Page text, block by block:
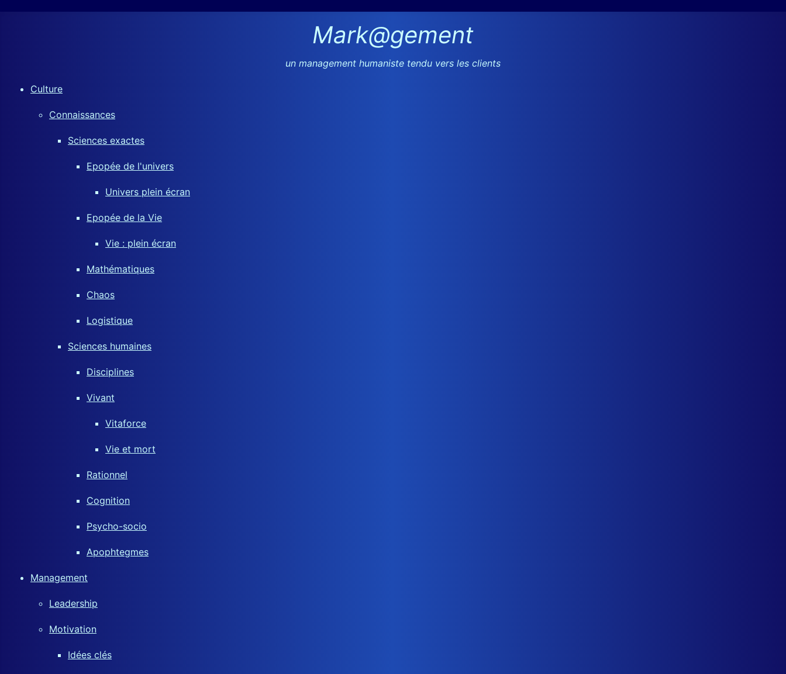
Mark@gement
un management humaniste tendu vers les clients
Culture
Connaissances
Sciences exactes
Epopée de l'univers
Univers plein écran
Epopée de la Vie
Vie : plein écran
Mathématiques
Chaos
Logistique
Sciences humaines
Disciplines
Vivant
Vitaforce
Vie et mort
Rationnel
Cognition
Psycho-socio
Apophtegmes
Management
Leadership
Motivation
Idées clés